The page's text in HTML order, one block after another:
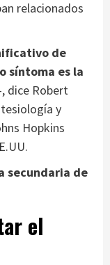
relacionados
de
síntoma es la
dice Robert
y
Hopkins
secundaria de
el